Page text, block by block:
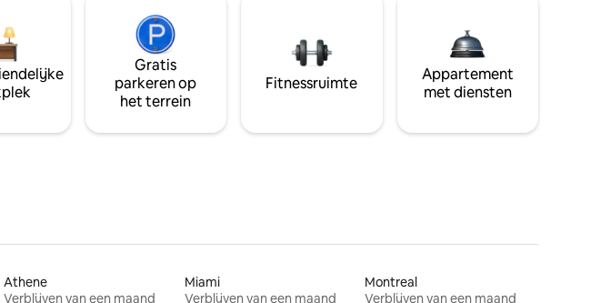
Gratis
parkeren op
het terrein
Fitnessruimte
Appartement
met diensten
Athene
Verblijven van een maand
Miami
Verblijven van een maand
Montreal
Verblijven van een maand